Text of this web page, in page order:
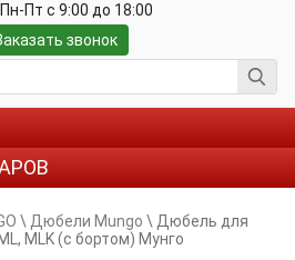
Пн-Пт c 9:00 до 18:00
звонок
\ Дюбели Mungo \ Дюбель для
MLK (с бортом) Мунго